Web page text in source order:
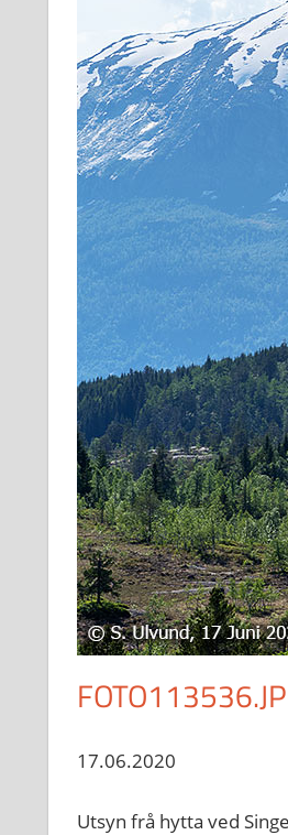
17.06.2020
Utsyn frå hytta ved